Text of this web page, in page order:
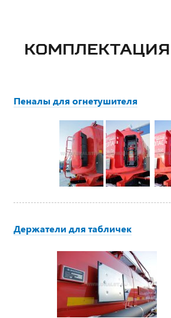
Пеналы для огнетушителя
Держатели для табличек